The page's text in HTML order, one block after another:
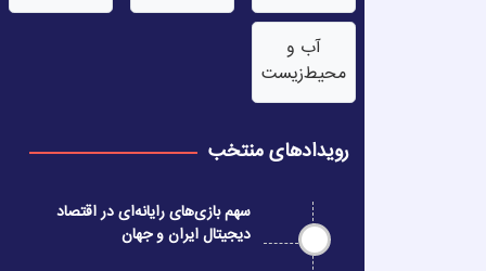
آب‌ و
محیط‌زیست
رویدادهای منتخب
سهم بازی‌های رایانه‌ای در اقتصاد
دیجیتال ایران و جهان